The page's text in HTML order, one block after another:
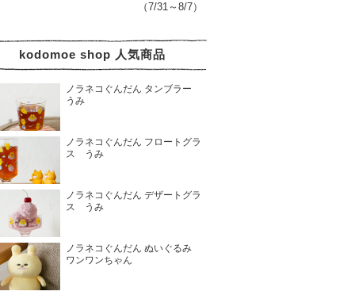
（7/31～8/7）
kodomoe shop 人気商品
ノラネコぐんだん タンブラー
うみ
ノラネコぐんだん フロートグラ
ス うみ
ノラネコぐんだん デザートグラ
ス うみ
ノラネコぐんだん ぬいぐるみ
ワンワンちゃん